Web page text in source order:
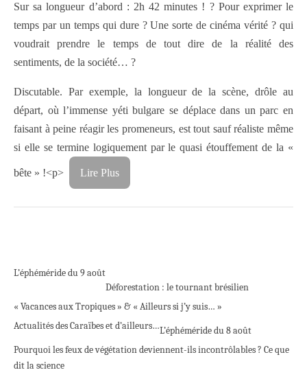
Sur sa longueur d’abord : 2h 42 minutes ! ? Pour exprimer le
temps par un temps qui dure ? Une sorte de cinéma vérité ? qui
voudrait prendre le temps de tout dire de la réalité des
sentiments, de la société… ?
Discutable. Par exemple, la longueur de la scène, drôle au
départ, où l’immense yéti bulgare se déplace dans un parc en
faisant à peine réagir les promeneurs, est tout sauf réaliste même
si elle se termine logiquement par le quasi étouffement de la «
bête » !<p> Lire Plus
L’éphéméride du 9 août
Déforestation : le tournant brésilien
« Vacances aux Tropiques » & « Ailleurs si j’y suis… »
Actualités des Caraïbes et d’ailleurs…L’éphéméride du 8 août
Pourquoi les feux de végétation deviennent-ils incontrôlables ? Ce que
dit la science